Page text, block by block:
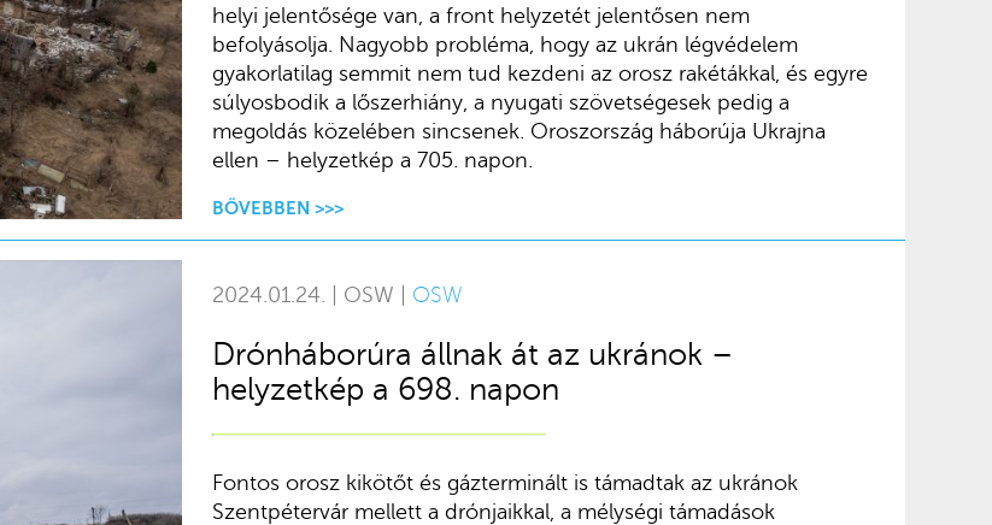
helyi jelentősége van, a front helyzetét jelentősen nem
befolyásolja. Nagyobb probléma, hogy az ukrán légvédelem
gyakorlatilag semmit nem tud kezdeni az orosz rakétákkal, és egyre
súlyosbodik a lőszerhiány, a nyugati szövetségesek pedig a
megoldás közelében sincsenek. Oroszország háborúja Ukrajna
ellen – helyzetkép a 705. napon.
BŐVEBBEN >>>
2024.01.24. | OSW | OSW
Drónháborúra állnak át az ukránok –
helyzetkép a 698. napon
Fontos orosz kikötőt és gázterminált is támadtak az ukránok
Szentpétervár mellett a drónjaikkal, a mélységi támadások